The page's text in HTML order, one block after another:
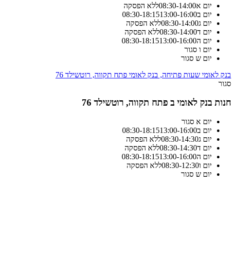
יום א 08:30-14:00
ללא הפסקה
יום ב
08:30-18:1513:00-16:00
יום ג
08:30-14:00
ללא הפסקה
יום ד
08:30-14:00
ללא הפסקה
יום ה
08:30-18:1513:00-16:00
יום ו סגור
יום ש סגור
בנק לאומי שעות פתיחה, בנק לאומי פתח תקווה, רוטשילד 76
סגור
חנות בנק לאומי ב פתח תקווה, רוטשילד 76
יום א סגור
יום ב
08:30-18:1513:00-16:00
יום ג
08:30-14:30
ללא הפסקה
יום ד
08:30-14:30
ללא הפסקה
יום ה
08:30-18:1513:00-16:00
יום ו
08:30-12:30
ללא הפסקה
יום ש סגור